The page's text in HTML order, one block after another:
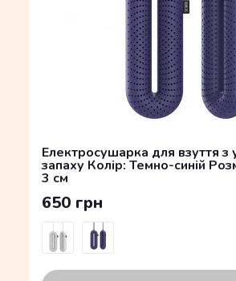
Електросушарка для взуття з
запаху Колір: Темно-синій
3 см
650 грн